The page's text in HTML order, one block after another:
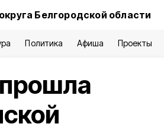
Белгородской области
Политика Афиша Проекты